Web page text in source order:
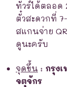
ทัวร์ได้ตลอด
ตั๋วสะดวกที่
สแกนจ่าย
ดูนะครับ
จุดขึ้น : กรุง
จตุจักร